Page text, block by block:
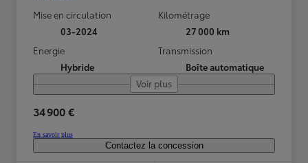
Mise en circulation
03-2024
Kilométrage
27 000 km
Energie
Hybride
Transmission
Boîte automatique
Voir plus
34 900 €
En savoir plus
Contactez la concession